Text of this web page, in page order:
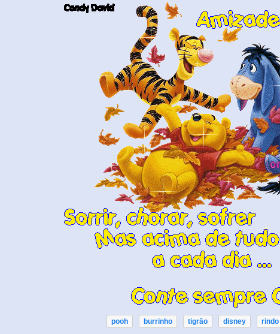
pooh burrinho tigrão disney rindo